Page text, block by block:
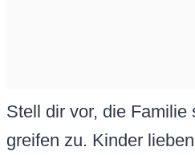
Stell dir vor, die Familie
greifen zu. Kinder